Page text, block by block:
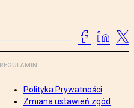
REGULAMIN
Polityka Prywatności
Zmiana ustawień zgód